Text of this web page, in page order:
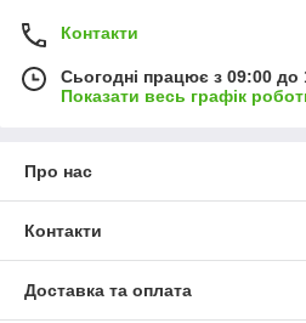
Контакти
Сьогодні працює з 09:00 до
Показати весь графік
Про нас
Контакти
Доставка та оплата